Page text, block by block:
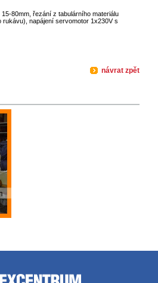
80mm, řezání z tabulárního materiálu
rukávu), napájení servomotor 1x230V s
návrat zpět